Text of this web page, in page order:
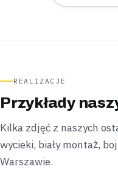
teraz szczelnie
Uszczelnione Cena
Dobre
„Z czasem stary
zaczął przeciekać na
REALIZACJE
Przykłady
Kilka zdjęć z naszych
wycieki, biały montaż,
Warszawie.